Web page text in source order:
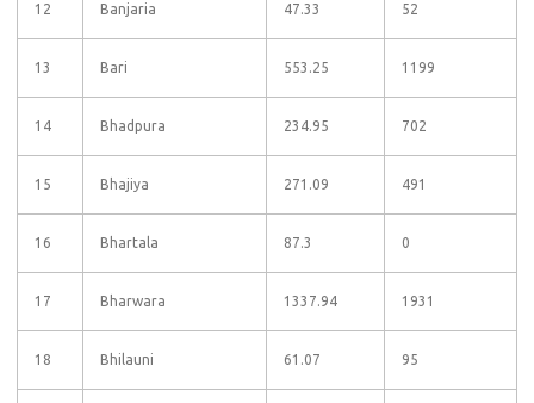
12 Banjaria 47.33 52
13 Bari 553.25 1199
14 Bhadpura 234.95 702
15 Bhajiya 271.09 491
16 Bhartala 87.3 0
17 Bharwara 1337.94 1931
18 Bhilauni 61.07 95